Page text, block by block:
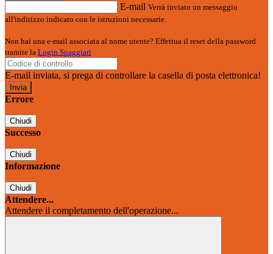
E-mail Verrà inviato un messaggio
all'indirizzo indicato con le istruzioni necessarie.
Non hai una e-mail associata al nome utente? Effettua il reset della password
tramite la Login Spaggiari
E-mail inviata, si prega di controllare la casella di posta elettronica!
Errore
Chiudi
Successo
Chiudi
Informazione
Chiudi
Attendere...
Attendere il completamento dell'operazione...